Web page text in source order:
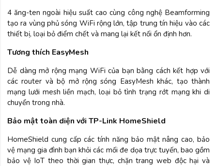
4 ăng-ten ngoài hiệu suất cao cùng công nghệ Beamforming
tạo ra vùng phủ sóng WiFi rộng lớn, tập trung tín hiệu vào các
thiết bị, loại bỏ điểm chết và mang lại kết nối ổn định hơn.
Tương thích EasyMesh
Dễ dàng mở rộng mạng WiFi của bạn bằng cách kết hợp với
các router và bộ mở rộng sóng EasyMesh khác, tạo thành
mạng lưới mesh liền mạch, loại bỏ tình trạng rớt mạng khi di
chuyển trong nhà.
Bảo mật toàn diện với TP-Link HomeShield
HomeShield cung cấp các tính năng bảo mật nâng cao, bảo
vệ mạng gia đình bạn khỏi các mối đe dọa trực tuyến, bao gồm
bảo vệ IoT theo thời gian thực, chặn trang web độc hại và